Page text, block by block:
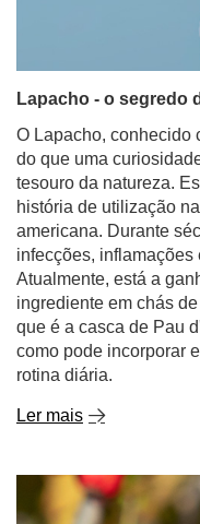
Lapacho - o segredo
O Lapacho, conhecido
do que uma
tesouro da natureza.
história de utilização
americana. Durante
infecções,
Atualmente, está a
ingrediente em chás
que é a casca de Pau
como pode incorporar
rotina diária.
Ler mais